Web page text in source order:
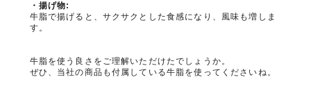
・揚げ物:
牛脂で揚げると、サクサクとした食感になり、風味も増しま
す。
牛脂を使う良さをご理解いただけたでしょうか。
ぜひ、当社の商品も付属している牛脂を使ってくださいね。